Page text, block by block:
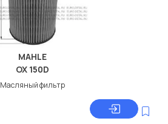
MAHLE
OX 150D
Масляный фильтр